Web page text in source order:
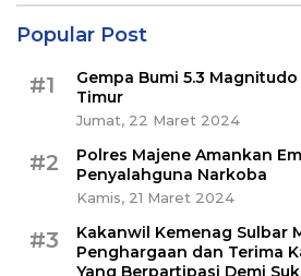
Popular Post
#1
Gempa Bumi 5.3
Timur
Jumat, 22 Maret 2024
#2
Polres Majene Amankan
Penyalahguna Narkoba
Kamis, 21 Maret 2024
#3
Kakanwil Kemenag Sulbar
Penghargaan dan Terima
Yang Berpartipasi Demi